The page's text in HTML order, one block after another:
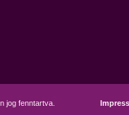
jog fenntartva.